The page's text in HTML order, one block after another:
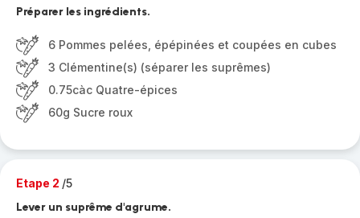
Préparer les ingrédients.
6 Pommes pelées, épépinées et coupées en cubes
3 Clémentine(s) (séparer les suprêmes)
0.75càc Quatre-épices
60g Sucre roux
Etape 2 /5
Lever un suprême d'agrume.